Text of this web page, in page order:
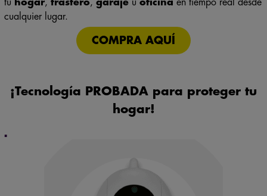
cualquier lugar.
COMPRA AQUÍ
hogar!